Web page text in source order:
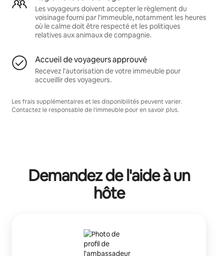
Les voyageurs doivent accepter le règlement du
voisinage fourni par l'immeuble, notamment les heures
où le calme doit être respecté et les politiques
relatives aux animaux de compagnie.
Accueil de voyageurs approuvé
Recevez l'autorisation de votre immeuble pour
accueillir des voyageurs.
Les frais supplémentaires et les disponibilités peuvent varier.
Contactez le responsable de l'immeuble pour en savoir plus.
Demandez de l'aide à un
hôte